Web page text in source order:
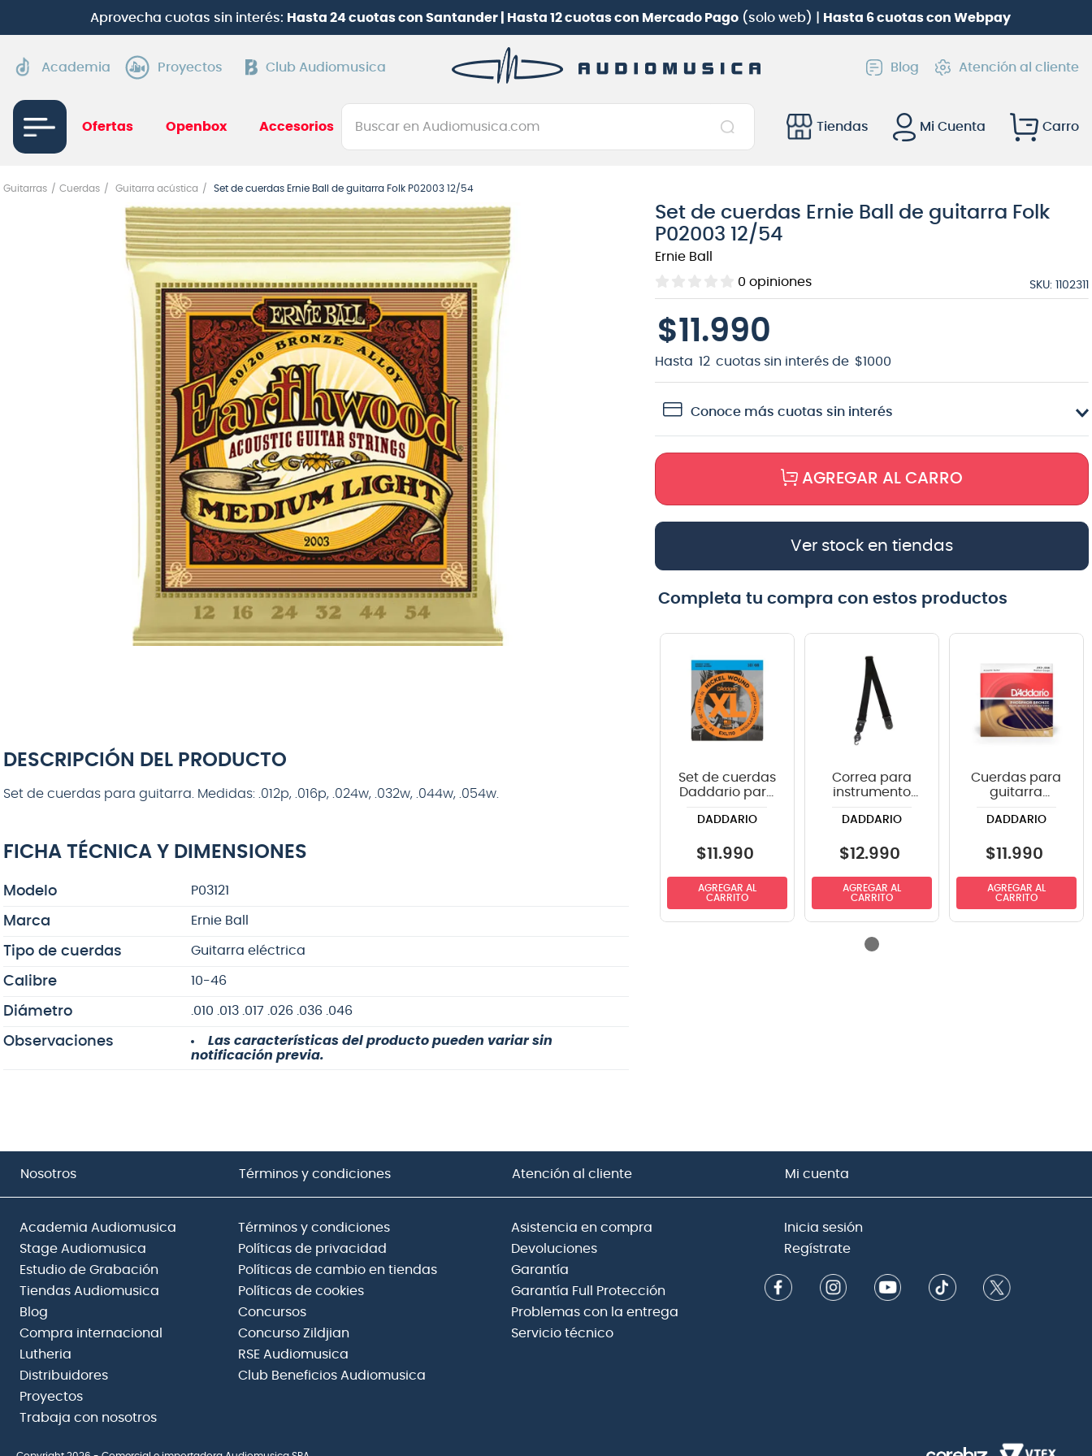
Aprovecha cuotas sin interés: Hasta 24 cuotas con Santander | Hasta 12 cuotas con Mercado Pago(solo web) | Hasta 6 cuotas con Webpay
Academia Proyectos Club Audiomusica Blog Atención al cliente
Ofertas Openbox Accesorios
Buscar en Audiomusica.com
Tiendas
Mi Cuenta
Guitarras Cuerdas Guitarra acústica Set de cuerdas Ernie Ball de guitarra Folk P02003 12/54
DESCRIPCIÓN DEL PRODUCTO
Set de cuerdas para guitarra. Medidas: .012p, .016p, .024w, .032w, .044w, .054w.
FICHA TÉCNICA Y DIMENSIONES
Modelo P03121
Marca Ernie Ball
Tipo de cuerdas Guitarra eléctrica
Calibre 10-46
Diámetro .010 .013 .017 .026 .036 .046
Observaciones
Las características del producto pueden variar sin
notificación previa.
Set de cuerdas Ernie Ball de guitarra Folk
P02003 12/54
Ernie Ball
0 opiniones SKU: 1102311
$11 .990
Hasta 12 cuotas sin interés de $1000
Conoce más cuotas sin interés
AGREGAR AL CARRO
Ver stock en tiendas
Completa tu compra con estos productos
Set de cuerdas
Daddario para
eléctrica EXL110
DADDARIO
$11 .990
AGREGAR AL
CARRITO
Correa para
instrumento
PWS100 color
DADDARIO
$12.990
AGREGAR AL
CARRITO
Cuerdas para
guitarra
Daddario 13-56
Phosphor
DADDARIO
$11 .990
AGREGAR AL
CARRITO
Nosotros Términos y condiciones Atención al cliente Mi cuenta
Academia Audiomusica
Stage Audiomusica
Estudio de Grabación
Tiendas Audiomusica
Blog
Compra internacional
Lutheria
Distribuidores
Proyectos
Trabaja con nosotros
Términos y condiciones
Políticas de privacidad
Políticas de cambio en tiendas
Políticas de cookies
Concursos
Concurso Zildjian
RSE Audiomusica
Club Beneficios Audiomusica
Asistencia en compra
Devoluciones
Garantía
Garantía Full Protección
Problemas con la entrega
Servicio técnico
Inicia sesión
Regístrate
1 .
guitarra electrica
2.
bajo
3.
guitarra electroacústica
4.
pioneerdj
5.
amplificador
6.
guitarra
7.
teclado
8.
bateria
9.
micrófono
10. violin